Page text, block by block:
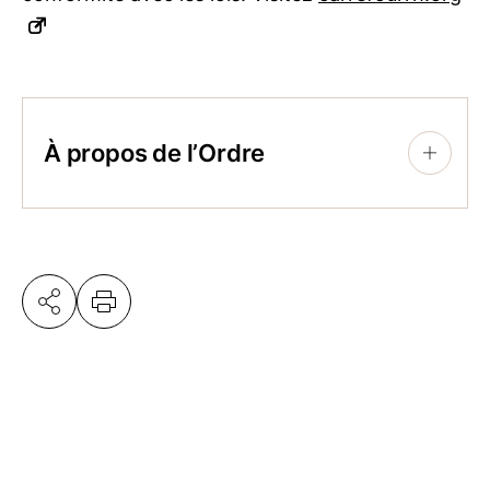
À propos de l’Ordre
conseillers en ressources humaines agréés
est la référence en matière de pratiques de